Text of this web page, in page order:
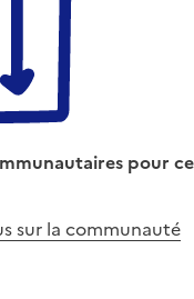
pour ce
sur la communauté